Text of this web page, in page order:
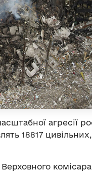
агресії
18817
Верховного